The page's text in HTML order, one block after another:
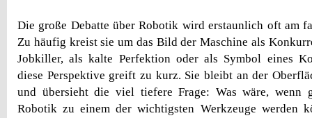
Die große Debatte über Robotik wird erstaunlich oft am
Zu häufig kreist sie um das Bild der Maschine als
Jobkiller, als kalte Perfektion oder als Symbol eines
diese Perspektive greift zu kurz. Sie bleibt an der
und übersieht die viel tiefere Frage: Was wäre, wenn
Robotik zu einem der wichtigsten Werkzeuge werden